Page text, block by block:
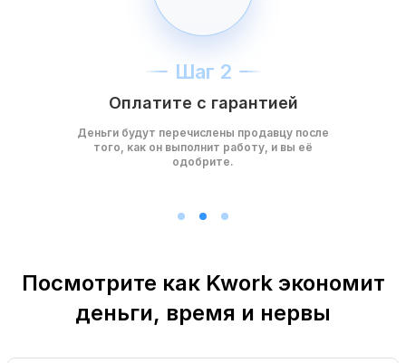
Шаг 2
Оплатите с гарантией
Деньги будут перечислены продавцу после
того, как он выполнит работу, и вы её
одобрите.
Посмотрите как Kwork экономит
деньги, время и нервы